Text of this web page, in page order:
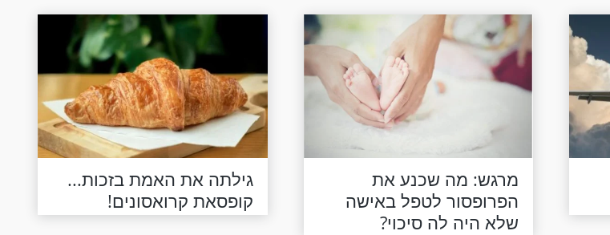
מרגש: מה שכנע את
הפרופסור לטפל באישה
שלא היה לה סיכוי?
גילתה את האמת בזכות...
קופסאת קרואסונים!